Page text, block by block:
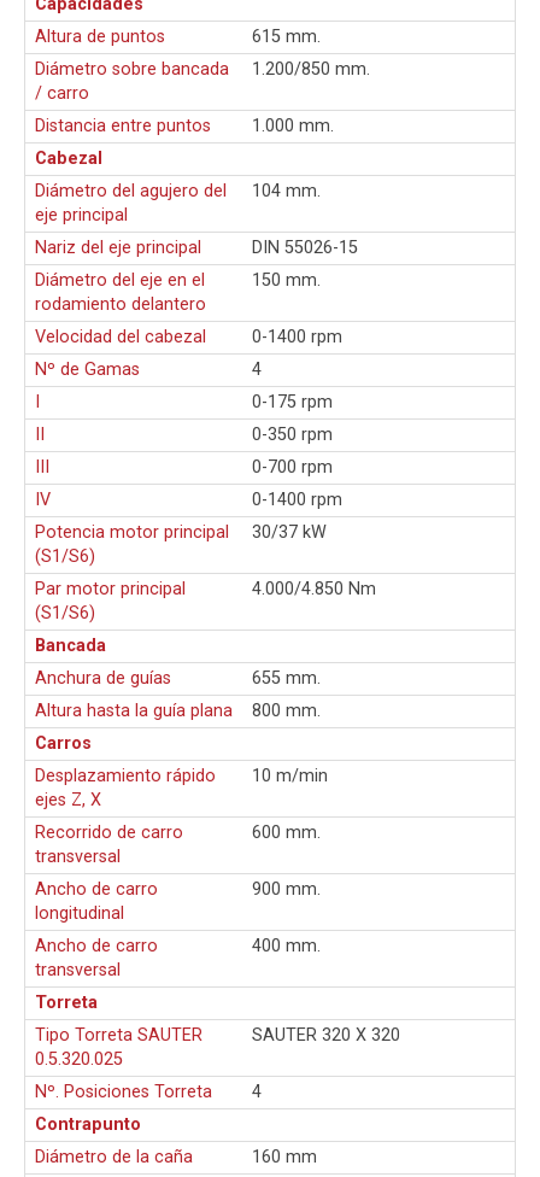
Altura de puntos
615 mm.
Diámetro sobre bancada
/ carro
1.200/850 mm.
Distancia entre puntos
1.000 mm.
Cabezal
Diámetro del agujero del
eje principal
104 mm.
Nariz del eje principal
DIN 55026-15
Diámetro del eje en el
rodamiento delantero
150 mm.
Velocidad del cabezal
0-1400 rpm
Nº de Gamas
4
0-175 rpm
0-350 rpm
0-700 rpm
IV
0-1400 rpm
Potencia motor principal
(S1/S6)
30/37 kW
Par motor principal
(S1/S6)
4.000/4.850 Nm
Bancada
Anchura de guías
655 mm.
Altura hasta la guía plana
800 mm.
Carros
Desplazamiento rápido
ejes Z, X
10 m/min
Recorrido de carro
transversal
600 mm.
Ancho de carro
longitudinal
900 mm.
Ancho de carro
transversal
400 mm.
Torreta
Tipo Torreta SAUTER
0.5.320.025
SAUTER 320 X 320
Nº. Posiciones Torreta
4
Contrapunto
Diámetro de la caña
160 mm